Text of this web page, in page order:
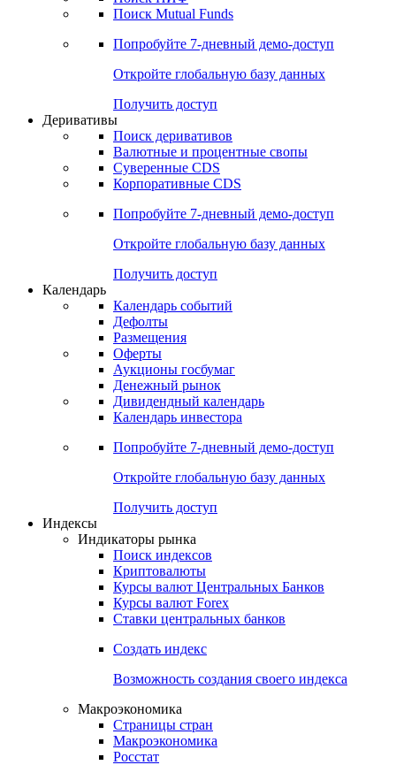
Поиск Mutual Funds
Попробуйте 7-дневный демо-доступ
Откройте глобальную базу данных
Получить доступ
Деривативы
Поиск деривативов
Валютные и процентные свопы
Суверенные CDS
Корпоративные CDS
Попробуйте 7-дневный демо-доступ
Откройте глобальную базу данных
Получить доступ
Календарь
Календарь событий
Дефолты
Размещения
Оферты
Аукционы госбумаг
Денежный рынок
Дивидендный календарь
Календарь инвестора
Попробуйте 7-дневный демо-доступ
Откройте глобальную базу данных
Получить доступ
Индексы
Индикаторы рынка
Поиск индексов
Криптовалюты
Курсы валют Центральных Банков
Курсы валют Forex
Ставки центральных банков
Создать индекс
Возможность создания своего индекса
Макроэкономика
Страницы стран
Макроэкономика
Росстат